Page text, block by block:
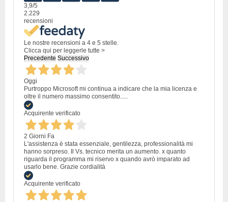
3,9/5
2.229
recensioni
Le nostre recensioni a 4 e 5 stelle.
Clicca qui per leggerle tutte >
Precedente Successivo
Oggi
Purtroppo Microsoft mi continua a indicare che la mia licenza e
oltre il numero massimo consentito.....
Acquirente verificato
2 Giorni Fa
L'assistenza è stata essenziale, gentilezza, professionalità mi
hanno sorpreso. Il Vs. tecnico merita un aumento. x quanto
riguarda il programma mi riservo x quando avrò imparato ad
usarlo bene. Grazie cordialità
Acquirente verificato